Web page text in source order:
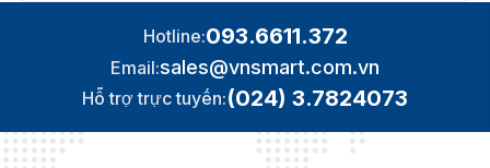
Hotline:093.6611.372
Email:sales@vnsmart.com.vn
Hỗ trợ trực tuyến:(024) 3.7824073